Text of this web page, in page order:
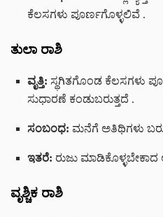
ಕೆಲಸಗಳು ಪೂರ್ಣಗೊಳ್ಳಲಿವೆ .
ತುಲಾ ರಾಶಿ
ವೃತ್ತಿ: ಸ್ಥಗಿತಗೊಂಡ ಕೆಲಸಗಳು
ಸುಧಾರಣೆ ಕಂಡುಬರುತ್ತದೆ .
ಸಂಬಂಧ: ಮನೆಗೆ ಅತಿಥಿಗಳು
ಇತರೆ: ರುಜು
ವೃಶ್ಚಿಕ ರಾಶಿ